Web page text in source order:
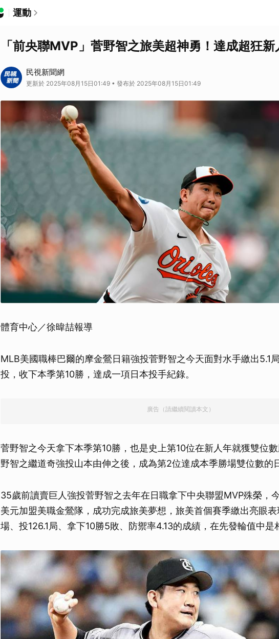
運動
「前央聯MVP」菅野智之旅美超神勇！達成超狂
民視新聞網
更新於 2025年08月15日01:49 • 發布於 2025年08月15日01:49
體育中心／徐暐喆報導
MLB美國職棒巴爾的摩金鶯日籍強投菅野智之今天面對水手繳出5.1
投，收下本季第10勝，達成一項日本投手紀錄。
廣告（請繼續閱讀本文）
菅野智之今天拿下本季第10勝，也是史上第10位在新人年就獲雙位
野智之繼道奇強投山本由伸之後，成為第2位達成本季勝場雙位數的
35歲前讀賣巨人強投菅野智之去年在日職拿下中央聯盟MVP殊榮，
美元加盟美職金鶯隊，成功完成旅美夢想，旅美首個賽季繳出亮眼
場、投126.1局、拿下10勝5敗、防禦率4.13的成績，在先發輪值中是